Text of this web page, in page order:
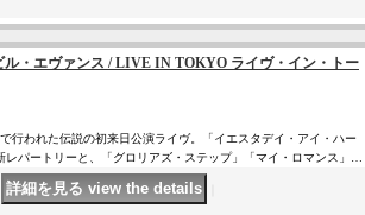
ル・エヴァンス / LIVE IN TOKYO ライヴ・イン・トー
行われた伝説の初来日公演ライヴ。「イエスタデイ・アイ・ハー
レパートリーと、「グロリアズ・ステップ」「マイ・ロマンス」…